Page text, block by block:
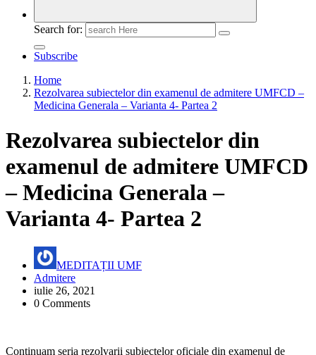
Search for:
Subscribe
Home
Rezolvarea subiectelor din examenul de admitere UMFCD –
Medicina Generala – Varianta 4- Partea 2
Rezolvarea subiectelor din
examenul de admitere UMFCD
– Medicina Generala –
Varianta 4- Partea 2
MEDITAȚII UMF
Admitere
iulie 26, 2021
0 Comments
Continuam seria rezolvarii subiectelor oficiale din examenul de